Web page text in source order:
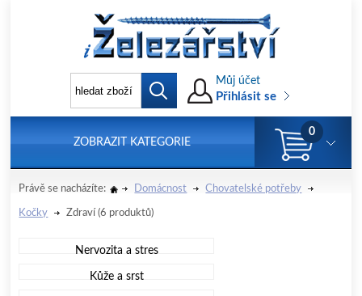
Můj účet
Přihlásit se
ZOBRAZIT KATEGORIE
0
Právě se nacházíte: Domácnost Chovatelské potřeby
Kočky Zdraví (6 produktů)
Nervozita a stres
Kůže a srst